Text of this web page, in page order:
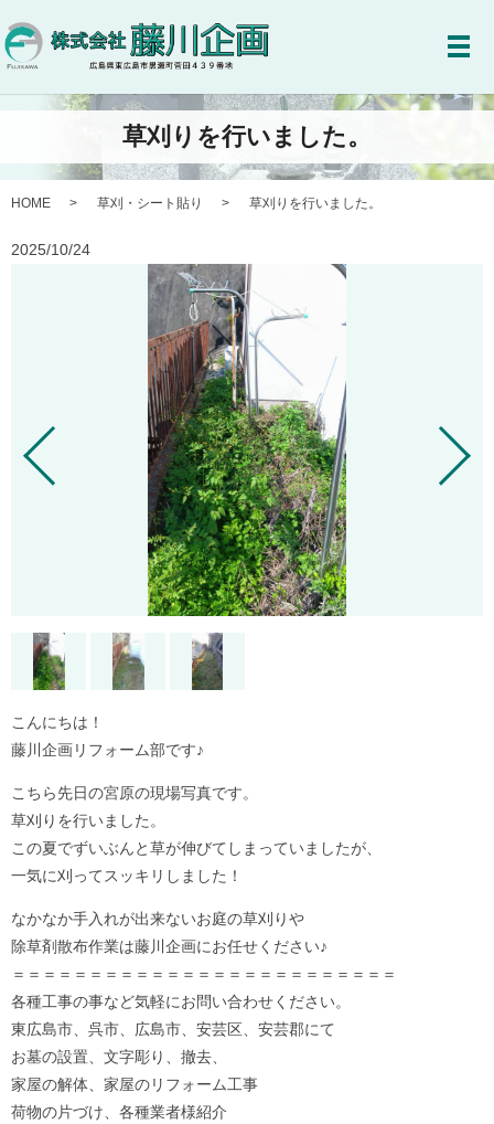
メ
草刈りを行いました。
HOME 草刈・シート貼り 草刈りを行いました。
2025/10/24
こんにちは！
藤川企画リフォーム部です♪
こちら先日の宮原の現場写真です。
草刈りを行いました。
この夏でずいぶんと草が伸びてしまっていましたが、
一気に刈ってスッキリしました！
なかなか手入れが出来ないお庭の草刈りや
除草剤散布作業は藤川企画にお任せください♪
＝＝＝＝＝＝＝＝＝＝＝＝＝＝＝＝＝＝＝＝＝＝＝＝＝
各種工事の事など気軽にお問い合わせください。
東広島市、呉市、広島市、安芸区、安芸郡にて
お墓の設置、文字彫り、撤去、
家屋の解体、家屋のリフォーム工事
荷物の片づけ、各種業者様紹介